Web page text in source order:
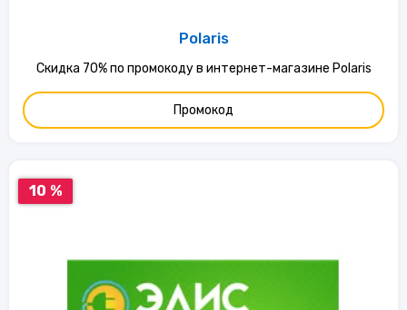
Polaris
Скидка 70% по промокоду в интернет-магазине Polaris
Промокод
10 %